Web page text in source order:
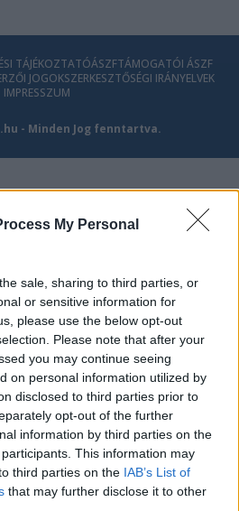
My Personal
sale, sharing to third parties, or
or sensitive information for
please use the below opt-out
Please note that after your
you may continue seeing
on personal information utilized by
disclosed to third parties prior to
opt-out of the further
information by third parties on the
participants. This information may
third parties on the IAB’s List of
that may further disclose it to other
TÁJÉKOZTATÓÁSZFTÁMOGATÓI ÁSZF
JOGOKSZERKESZTŐSÉGI IRÁNYELVEK
IMPRESSZUM
- Minden Jog fenntartva.